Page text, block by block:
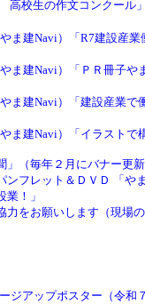
校生の作文コンクール
ま建Navi）「R7建設産
ま建Navi）「ＰＲ冊子
ま建Navi）「建設産業
ま建Navi）「イラスト
」（毎年２月にバナー更
フレット＆ＤＶＤ 「や
！」
をお願いします（現場
ジアップポスター（令和